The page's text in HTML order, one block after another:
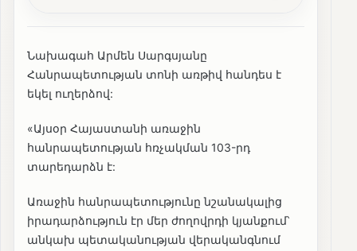
Նախագահ Արմեն Սարգսյանը
Հանրապետության տոնի առթիվ հանդես է
եկել ուղերձով:
«Այսօր Հայաստանի առաջին
հանրապետության հռչակման 103-րդ
տարեդարձն է:
Առաջին հանրապետությունը նշանակալից
իրադարձություն էր մեր ժողովրդի կյանքում՝
անկախ պետականության վերականգնում